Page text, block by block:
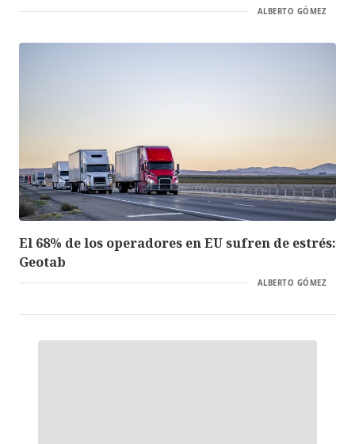
ALBERTO GÓMEZ
El 68% de los operadores en EU sufren de estrés:
Geotab
ALBERTO GÓMEZ